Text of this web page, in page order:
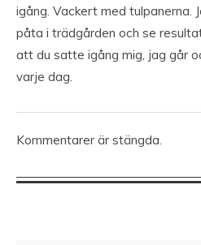
igång. Vackert med tulpanerna.
påta i trädgården och se
att du satte igång mig, jag går
varje dag.
Kommentarer är stängda.